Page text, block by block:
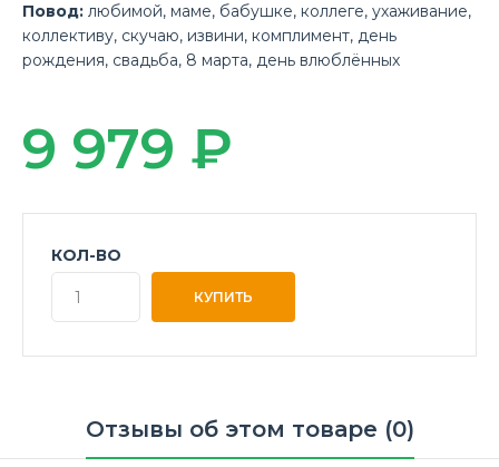
Повод: любимой, маме, бабушке, коллеге, ухаживание,
коллективу, скучаю, извини, комплимент, день
рождения, свадьба, 8 марта, день влюблённых
9 979 ₽
КОЛ-ВО
Отзывы об этом товаре (0)